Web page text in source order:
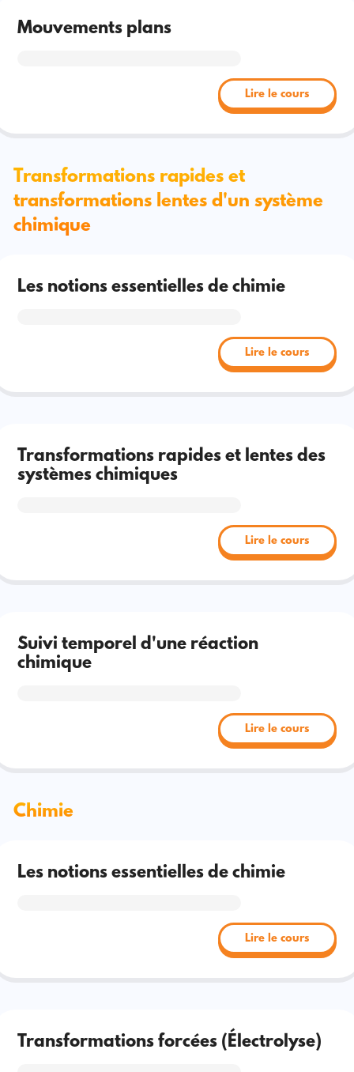
Mouvements plans
Lire le cours
Transformations rapides et
transformations lentes d'un système
chimique
Les notions essentielles de chimie
Lire le cours
Transformations rapides et lentes des
systèmes chimiques
Lire le cours
Suivi temporel d'une réaction
chimique
Lire le cours
Chimie
Les notions essentielles de chimie
Lire le cours
Transformations forcées (Électrolyse)